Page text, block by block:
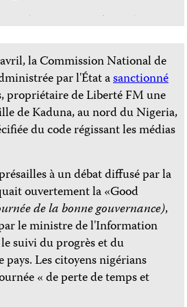
la Commission National de
par l'État asanctionné
propriétaire de Liberté FM une
de Kaduna, au nord du Nigeria,
du code régissant les médias
à un débat diffusé par la
ouvertement la «Good
de la bonne gouvernance),
le ministre de l'Information
suivi du progrès et du
Les citoyens nigérians
« de perte de temps et